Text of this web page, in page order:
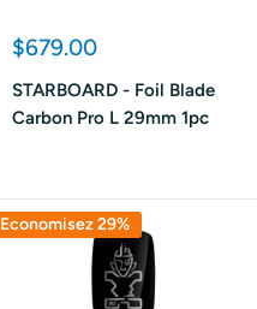
Prix
$679.00
STARBOARD - Foil Blade
Carbon Pro L 29mm 1pc
Economisez 29%